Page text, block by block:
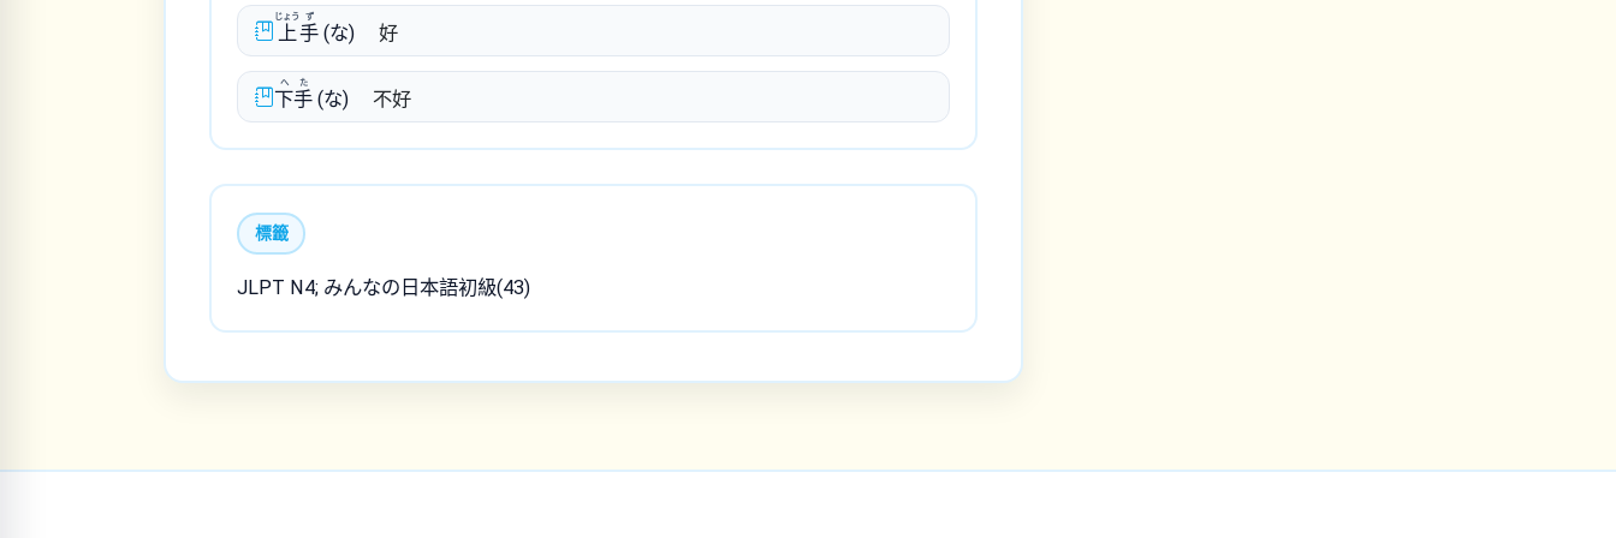
上
じょう
手
ず
(な) 好
下
へ
手
た
(な) 不好
標籤
JLPT N4; みんなの日本語初級(43)